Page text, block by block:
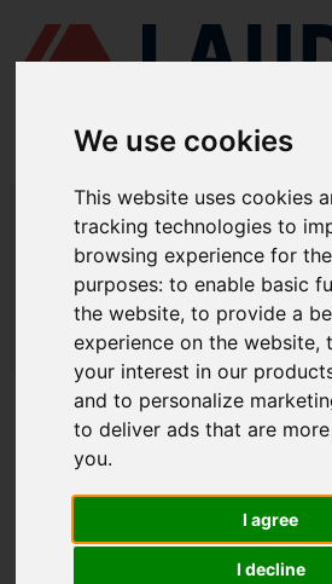
We use cookies
This website uses cookies
tracking technologies to
browsing experience for
purposes:to enable basic
the website,to provide a
experience on the website,
your interest in our
and to personalize
to deliver ads that are
you.
I agree
I decline
LAUDAT SUPPLY/МОРСЬКІ ТРАНСМІСІЇ /
LAUDAT SUPPLY -
ZF 325A
LAUDAT SUPPLY /МОРСЬКІ ТРАНСМІСІЇ/
ПРО НАС
ПРО НАС
ПРАВОВА ІНФОРМАЦІЯ